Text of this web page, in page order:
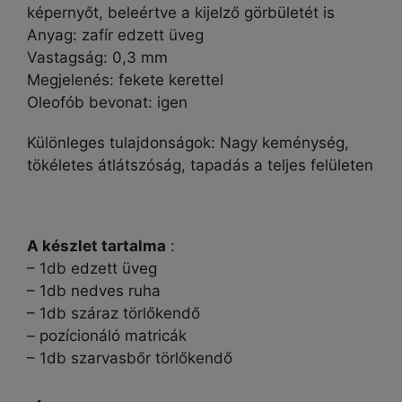
képernyőt, beleértve a kijelző görbületét is
Anyag: zafír edzett üveg
Vastagság: 0,3 mm
Megjelenés: fekete kerettel
Oleofób bevonat: igen
Különleges tulajdonságok: Nagy keménység,
tökéletes átlátszóság, tapadás a teljes felületen
A készlet tartalma :
– 1db edzett üveg
– 1db nedves ruha
– 1db száraz törlőkendő
– pozícionáló matricák
– 1db szarvasbőr törlőkendő